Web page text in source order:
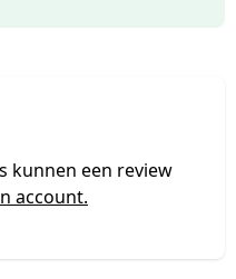
kunnen een review
account.